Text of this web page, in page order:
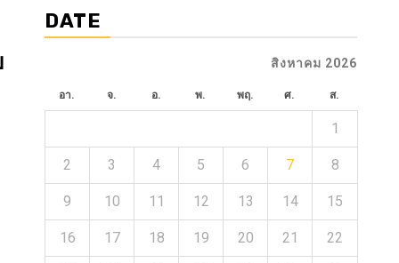
DATE
สิงหาคม 2026
อา. จ. อ. พ. พฤ. ศ. ส.
1
2 3 4 5 6 7 8
9 10 11 12 13 14 15
16 17 18 19 20 21 22